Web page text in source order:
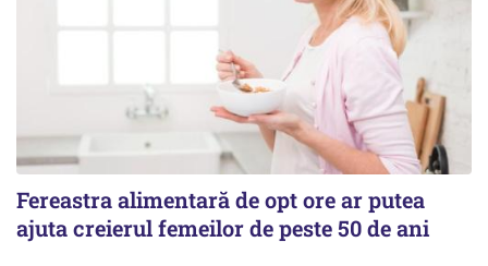
Fereastra alimentară de opt ore ar putea
ajuta creierul femeilor de peste 50 de ani